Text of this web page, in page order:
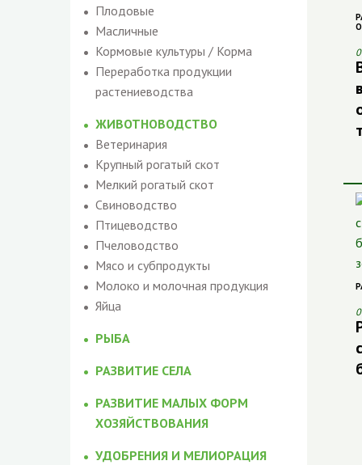
Плодовые
Масличные
Кормовые культуры / Корма
Переработка продукции
растениеводства
ЖИВОТНОВОДСТВО
Ветеринария
Крупный рогатый скот
Мелкий рогатый скот
Свиноводство
Птицеводство
Пчеловодство
Мясо и субпродукты
Молоко и молочная продукция
Яйца
РЫБА
РАЗВИТИЕ СЕЛА
РАЗВИТИЕ МАЛЫХ ФОРМ
ХОЗЯЙСТВОВАНИЯ
УДОБРЕНИЯ И МЕЛИОРАЦИЯ